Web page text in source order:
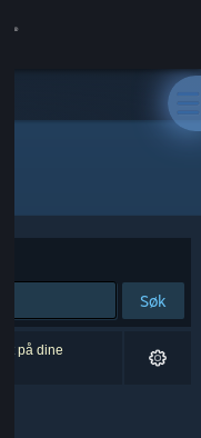
Søk
på dine